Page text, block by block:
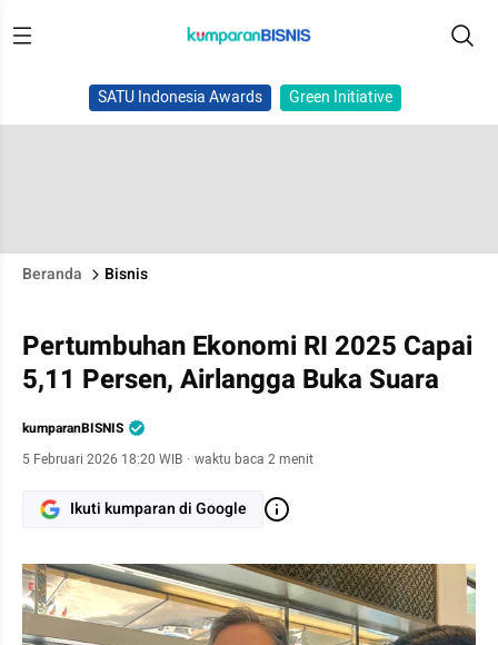
SATU Indonesia Awards Green Initiative
Beranda Bisnis
Pertumbuhan Ekonomi RI 2025 Capai
5,11 Persen, Airlangga Buka Suara
kumparanBISNIS
5 Februari 2026 18:20 WIB · waktu baca 2 menit
Ikuti kumparan di Google